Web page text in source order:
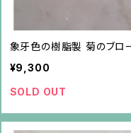
象牙色の樹脂製 菊のブロ
¥9,300
SOLD OUT